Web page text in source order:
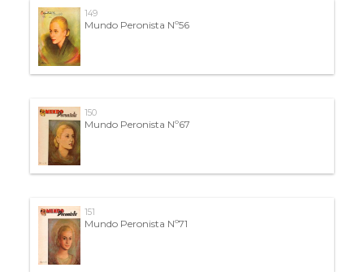
149
Mundo Peronista Nº56
150
Mundo Peronista Nº67
151
Mundo Peronista Nº71